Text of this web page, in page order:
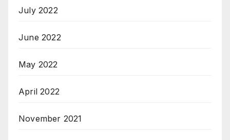
July 2022
June 2022
May 2022
April 2022
November 2021